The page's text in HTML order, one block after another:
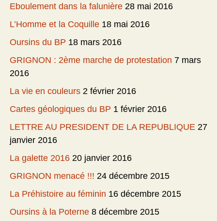
Eboulement dans la falunière 28 mai 2016
L’Homme et la Coquille 18 mai 2016
Oursins du BP 18 mars 2016
GRIGNON : 2ème marche de protestation 7 mars
2016
La vie en couleurs 2 février 2016
Cartes géologiques du BP 1 février 2016
LETTRE AU PRESIDENT DE LA REPUBLIQUE 27
janvier 2016
La galette 2016 20 janvier 2016
GRIGNON menacé !!! 24 décembre 2015
La Préhistoire au féminin 16 décembre 2015
Oursins à la Poterne 8 décembre 2015